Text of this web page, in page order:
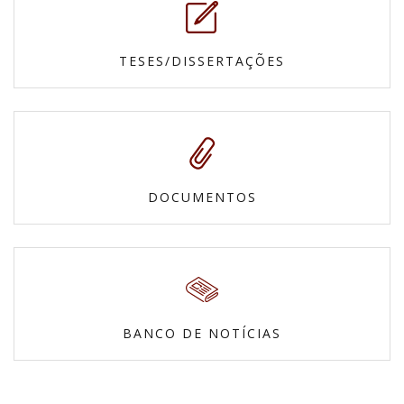
TESES/DISSERTAÇÕES
DOCUMENTOS
BANCO DE NOTÍCIAS